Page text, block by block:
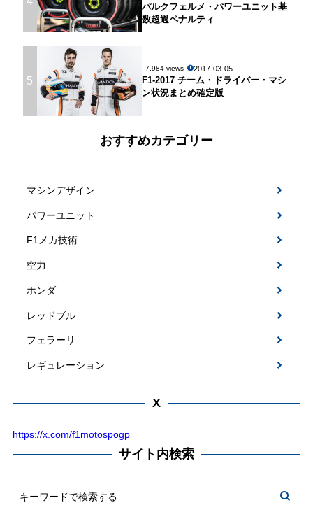
パルクフェルメ・パワーユニット基
数超過ペナルティ
5
7,984 views 2017-03-05
F1-2017 チーム・ドライバー・マシ
ン状況まとめ確定版
おすすめカテゴリー
マシンデザイン
パワーユニット
F1メカ技術
空力
ホンダ
レッドブル
フェラーリ
レギュレーション
X
https://x.com/f1motospogp
サイト内検索